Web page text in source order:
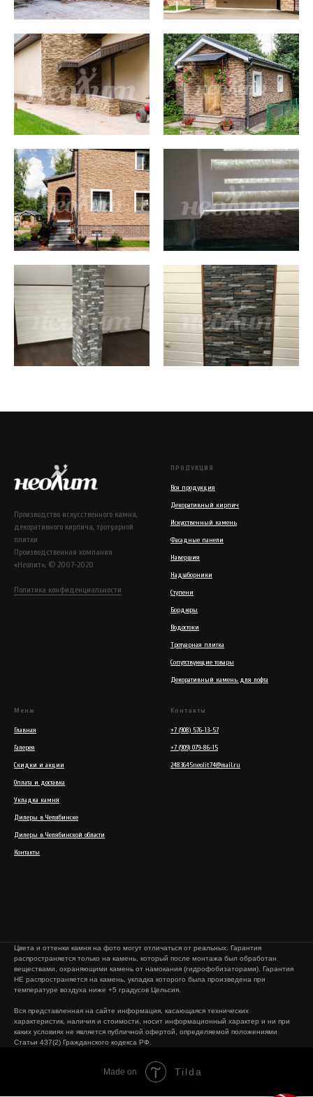
Производство искусственного камня,
декоративного кирпича, тротуарной
плитки
Производственная компания
«Неолит», © 2007-2020
Политика конфиденциальности
ПРОДУКЦИЯ
Вся продукция
Декоративный кирпич
Искусственный камень
Фасадные панели
Навершия
Надзаборники
Ступени
Бордюры
Водостоки
Тротуарная плитка
Сопутствующие товары
Декоративный камень для лофта
Меню
Главная
Галерея
Скидки и акции
Оплата и доставка
Укладка камня
Дилеры в Челябинске
Дилеры в Челябинской области
Контакты
Контакты
+7 (908) 576-13-57
+7 (909) 079-86-15
2483645neolit74@mail.ru
Цвета и оттенки камня на фото могут отличаться от реальных. Гарантия
распространяется только на камень, который после монтажа был обработан
веществами, охраняющими камень от намокания (гидрофобизаторами). Гарантия
НЕ распространяется на камень, укладка которого была произведена при
температуре воздуха ниже +5 градусов Цельсия.
Вся представленная на сайте информация, касающаяся технических
характеристик, наличия и стоимости, носит информационный характер и ни при
каких условиях не является публичной офертой, определяемой положениями
Статьи 437(2) Гражданского кодекса РФ.
Made on Tilda